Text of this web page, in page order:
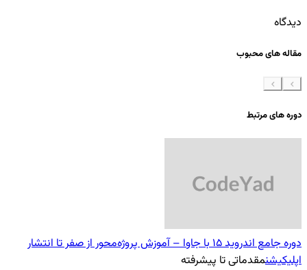
دیدگاه
مقاله های محبوب
دوره های مرتبط
دوره جامع اندروید 15 با جاوا – آموزش پروژه‌محور از صفر تا انتشار
اپلیکیشنمقدماتی تا پیشرفته